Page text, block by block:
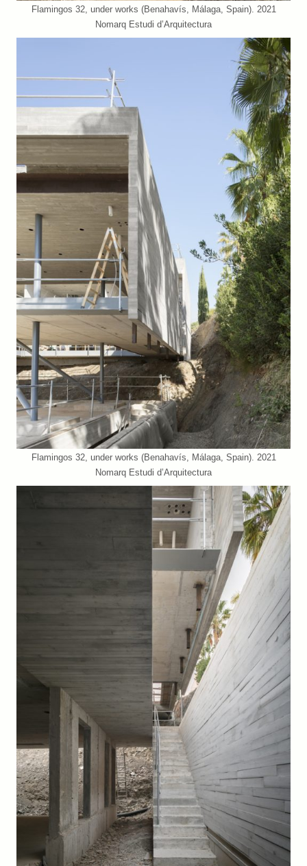
Flamingos 32, under works (Benahavís, Málaga, Spain). 2021
Nomarq Estudi d’Arquitectura
Flamingos 32, under works (Benahavís, Málaga, Spain). 2021
Nomarq Estudi d’Arquitectura